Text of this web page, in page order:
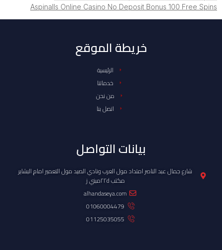
Aspinalls Online Casino No Deposit Bonus 100 Free Spins
خريطة الموقع
الرئيسية
خدماتنا
من نحن
اتصل بنا
بيانات التواصل
شارع جمال عبد الناصر امتداد مول العرب ونادي الصيد مول التعمير امام البشاير
مكتب ٢٢dمبني ز
alhandaseya.com
01060004479
01125035055